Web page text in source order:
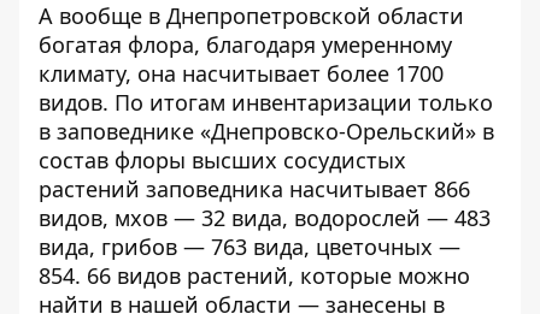
А вообще в Днепропетровской области
богатая флора, благодаря умеренному
климату, она насчитывает более 1700
видов. По итогам инвентаризации только
в заповеднике «Днепровско-Орельский» в
состав флоры высших сосудистых
растений заповедника насчитывает 866
видов, мхов — 32 вида, водорослей — 483
вида, грибов — 763 вида, цветочных —
854. 66 видов растений, которые можно
найти в нашей области — занесены в